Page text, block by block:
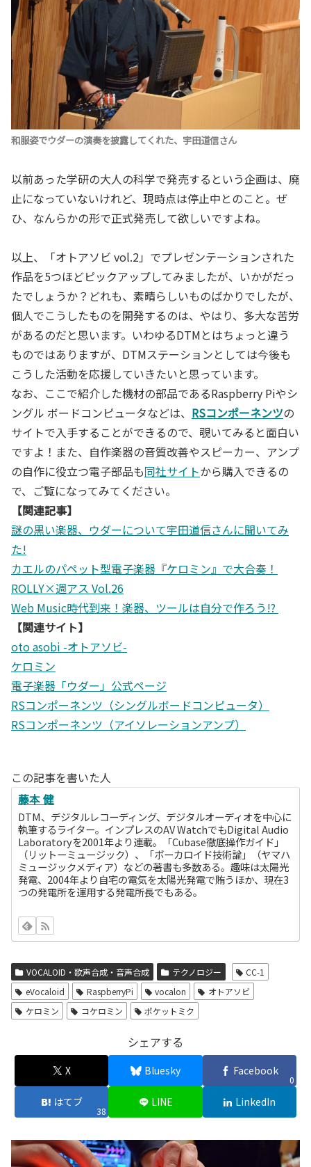
和服姿でウダーの演奏を披露してくれた、宇田道信さん
以前あった学研の大人の科学で発売するという企画は、廃
止になっていないけれど、現時点は停止中とのこと。ぜ
ひ、なんらかの形で正式発売して欲しいですよね。
以上、「オトアソビ vol.2」でプレゼンテーションされた
作品を5つほどピックアップしてみましたが、いかがだっ
たでしょうか？どれも、素晴らしいものばかりでしたが、
個人でこうしたものを開発するのは、やはり、多大な苦労
があるのだと思います。いわゆるDTMとはちょっと違う
ものではありますが、DTMステーションとしては今後も
こうした活動を応援していきたいと思っています。
なお、ここで紹介した機材の部品であるRaspberry Piやシ
ングル ボードコンピュータなどは、 RSコンポーネンツの
サイトで入手することができるので、覗いてみると面白い
ですよ！また、自作楽器の音質改善やスピーカー、アンプ
の自作に役立つ電子部品も同社サイトから購入できるの
で、ご覧になってみてください。
【関連記事】
謎の黒い楽器、ウダーについて宇田道信さんに聞いてみ
た!
カエルのパペット型電子楽器『ケロミン』で大合奏！
ROLLY×週アス Vol.26
Web Music時代到来！楽器、ツールは自分で作ろう!?
【関連サイト】
oto asobi -オトアソビ-
ケロミン
電子楽器「ウダー」公式ページ
RSコンポーネンツ（シングルボードコンピュータ）
RSコンポーネンツ（アイソレーションアンプ）
この記事を書いた人
藤本 健
DTM、デジタルレコーディング、デジタルオーディオを中心に
執筆するライター。インプレスのAV WatchでもDigital Audio
Laboratoryを2001年より連載。「Cubase徹底操作ガイド」
（リットーミュージック）、「ボーカロイド技術論」（ヤマハ
ミュージックメディア）などの著書も多数ある。趣味は太陽光
発電、2004年より自宅の電気を太陽光発電で賄うほか、現在3
つの発電所を運用する発電所長でもある。
VOCALOID・歌声合成・音声合成 テクノロジー
CC-1
eVocaloid
RaspberryPi vocalon
オトアソビ
ケロミン
コケロミン ポケットミク
シェアする
X Bluesky Facebook
0
はてブ
38
LINE LinkedIn